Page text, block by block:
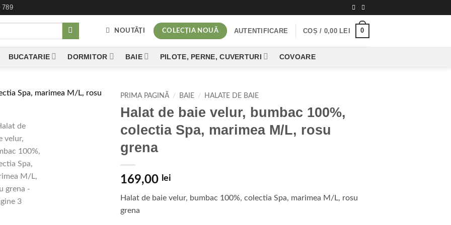
789
NOUTĂȚI COLECȚIA NOUĂ AUTENTIFICARE COȘ / 0,00 LEI 0
BUCATARIE DORMITOR BAIE PILOTE, PERNE, CUVERTURI COVOARE
PRIMA PAGINĂ / BAIE / HALATE DE BAIE
Halat de baie velur, bumbac 100%,
colectia Spa, marimea M/L, rosu
grena
169,00 lei
Halat de baie velur, bumbac 100%, colectia Spa, marimea M/L, rosu
grena